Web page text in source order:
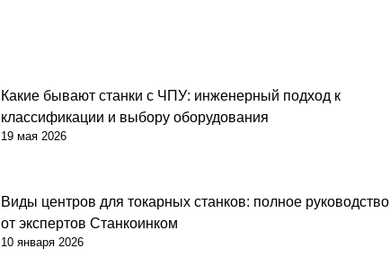
Советы
Какие бывают станки с ЧПУ: инженерный подход к
классификации и выбору оборудования
19 мая 2026
Советы
Виды центров для токарных станков: полное руководство
от экспертов Станкоинком
10 января 2026